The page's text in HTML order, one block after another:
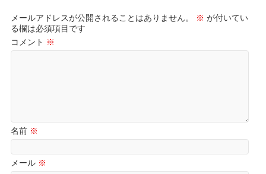
メールアドレスが公開されることはありません。 ※ が付いてい
る欄は必須項目です
コメント ※
名前 ※
メール ※